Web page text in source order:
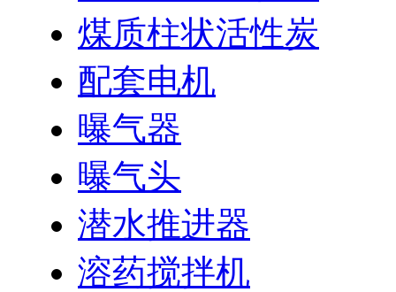
煤质柱状活性炭
配套电机
曝气器
曝气头
潜水推进器
溶药搅拌机